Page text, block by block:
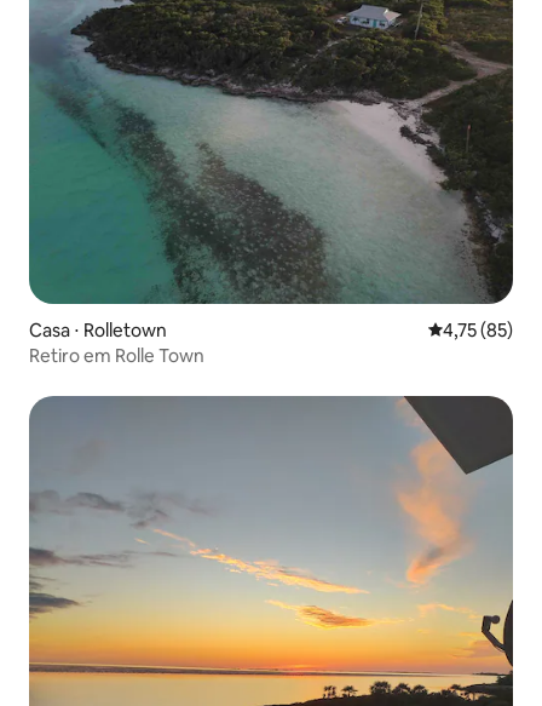
Casa ⋅ Rolletown 4,75 de uma
4,75 (85)
Retiro em Rolle Town